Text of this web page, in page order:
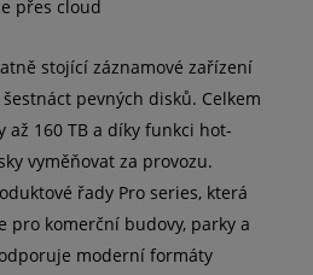
přes cloud
stojící záznamové zařízení
pevných disků. Celkem
až 160 TB a díky funkci hot-
vyměňovat za provozu.
řady Pro series, která
pro komerční budovy, parky a
moderní formáty